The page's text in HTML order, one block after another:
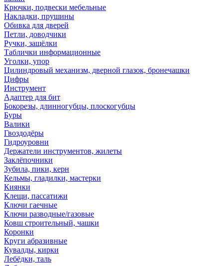
Крючки, подвески мебельные
Накладки, прушины
Обивка для дверей
Петли, доводчики
Ручки, защёлки
Таблички информационные
Уголки, упор
Цилиндровый механизм, дверной глазок, бронечашки
Цифры
Инструмент
Адаптер для бит
Бокорезы, длинногубцы, плоскогубцы
Буры
Валики
Гвоздодёры
Гидроуровни
Держатели инструментов, жилеты
Заклёпочники
Зубила, пики, керн
Кельмы, гладилки, мастерки
Киянки
Клещи, пассатижи
Ключи гаечные
Ключи разводные/газовые
Ковш строительный, чашки
Коронки
Круги абразивные
Кувалды, кирки
Лебёдки, таль